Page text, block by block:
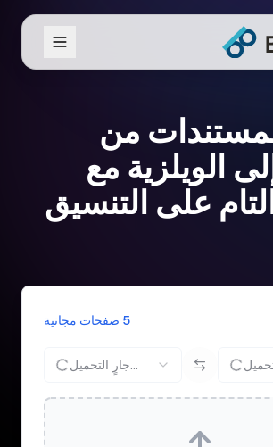
من
الويلزية مع
على التنسيق
5 صفحات مجانية
جارٍ التحميل...